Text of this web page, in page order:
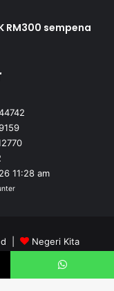
RM300 sempena
11:28 am
|
Negeri Kita
WhatsApp